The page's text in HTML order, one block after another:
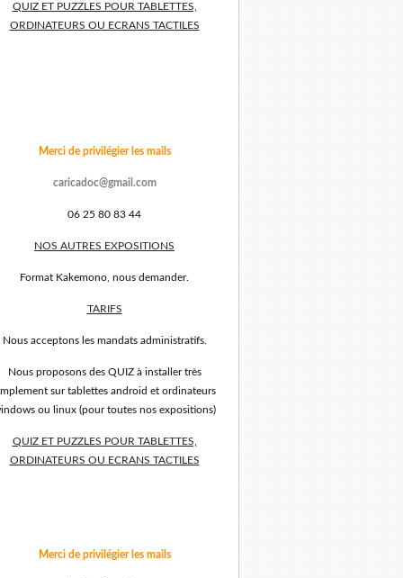
QUIZ ET PUZZLES POUR TABLETTES,
ORDINATEURS OU ECRANS TACTILES
Merci de privilégier les mails
caricadoc@gmail.com
06 25 80 83 44
NOS AUTRES EXPOSITIONS
Format Kakemono, nous demander.
TARIFS
Nous acceptons les mandats administratifs.
Nous proposons des QUIZ à installer très
sur tablettes android et ordinateurs
ou linux (pour toutes nos expositions)
QUIZ ET PUZZLES POUR TABLETTES,
ORDINATEURS OU ECRANS TACTILES
Merci de privilégier les mails